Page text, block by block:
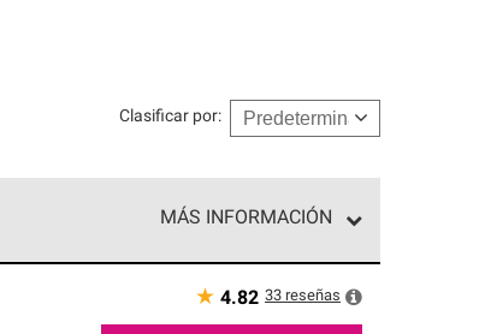
Clasificar por:
MÁS INFORMACIÓN
incomparable. Solo ellos pueden
★ 4.82 33 reseñas